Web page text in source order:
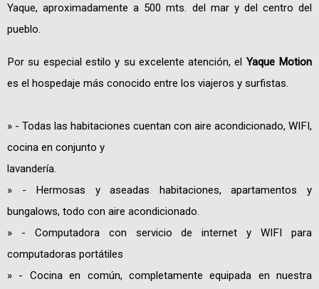
Yaque, aproximadamente a 500 mts. del mar y del centro del
pueblo.
Por su especial estilo y su excelente atención, el Yaque Motion
es el hospedaje más conocido entre los viajeros y surfistas.
» - Todas las habitaciones cuentan con aire acondicionado, WIFI,
cocina en conjunto y
lavandería.
» - Hermosas y aseadas habitaciones, apartamentos y
bungalows, todo con aire acondicionado.
» - Computadora con servicio de internet y WIFI para
computadoras portátiles
» - Cocina en común, completamente equipada en nuestra